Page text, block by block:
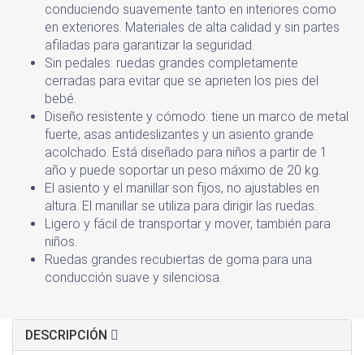
conduciendo suavemente tanto en interiores como
en exteriores. Materiales de alta calidad y sin partes
afiladas para garantizar la seguridad.
Sin pedales: ruedas grandes completamente
cerradas para evitar que se aprieten los pies del
bebé.
Diseño resistente y cómodo: tiene un marco de metal
fuerte, asas antideslizantes y un asiento grande
acolchado. Está diseñado para niños a partir de 1
año y puede soportar un peso máximo de 20 kg.
El asiento y el manillar son fijos, no ajustables en
altura. El manillar se utiliza para dirigir las ruedas.
Ligero y fácil de transportar y mover, también para
niños.
Ruedas grandes recubiertas de goma para una
conducción suave y silenciosa.
DESCRIPCIÓN